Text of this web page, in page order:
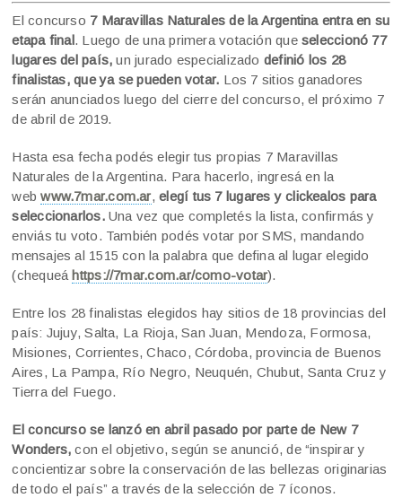
El concurso 7 Maravillas Naturales de la Argentina entra en su
etapa final. Luego de una primera votación queseleccionó 77
lugares del país, un jurado especializado definió los 28
finalistas, que ya se pueden votar. Los 7 sitios ganadores
serán anunciados luego del cierre del concurso, el próximo 7
de abril de 2019.
Hasta esa fecha podés elegir tus propias 7 Maravillas
Naturales de la Argentina. Para hacerlo, ingresá en la
webwww.7mar.com.ar,elegí tus 7 lugares y clickealos para
seleccionarlos.Una vez que completés la lista, confirmás y
enviás tu voto. También podés votar por SMS, mandando
mensajes al 1515 con la palabra que defina al lugar elegido
(chequeá https://7mar.com.ar/como-votar).
Entre los 28 finalistas elegidos hay sitios de 18 provincias del
país: Jujuy, Salta, La Rioja, San Juan, Mendoza, Formosa,
Misiones, Corrientes, Chaco, Córdoba, provincia de Buenos
Aires, La Pampa, Río Negro, Neuquén, Chubut, Santa Cruz y
Tierra del Fuego.
El concurso se lanzó en abril pasado por parte de New 7
Wonders,con el objetivo, según se anunció, de “inspirar y
concientizar sobre la conservación de las bellezas originarias
de todo el país” a través de la selección de 7 íconos.